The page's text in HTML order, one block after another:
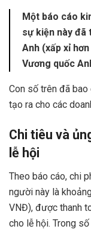
Một báo cáo
sự kiện này đã
Anh (xấp xỉ
Vương quốc
Con số trên đã
tạo ra cho các
Chi tiêu và
lễ hội
Theo báo cáo, chi
người này là
VNĐ), được thanh
cho lễ hội. Trong